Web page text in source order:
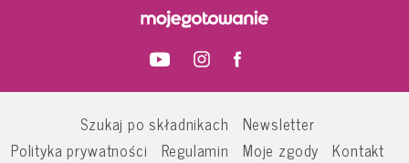
Szukaj po składnikach
Newsletter
Polityka prywatności
Regulamin Moje zgody Kontakt